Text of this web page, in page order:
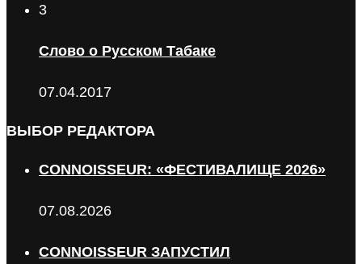
3
Слово о Русском Табаке
07.04.2017
ВЫБОР РЕДАКТОРА
CONNOISSEUR: «ФЕСТИВАЛИЩЕ 2026»
07.08.2026
CONNOISSEUR ЗАПУСТИЛ